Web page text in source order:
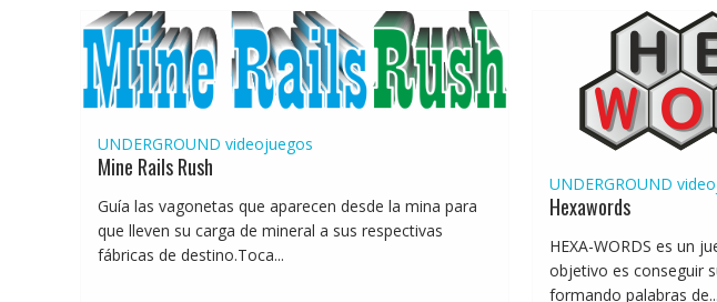
UNDERGROUND videojuegos
Mine Rails Rush
Guía las vagonetas que aparecen desde la mina para
que lleven su carga de mineral a sus respectivas
fábricas de destino.Toca...
UNDERGROUND
Hexawords
HEXA-WORDS es un
objetivo es conseguir
formando palabras de...